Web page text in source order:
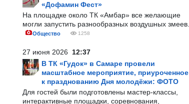
«Дофамин Фест»
На площадке около ТК «Амбар» все желающие
могли запустить разнообразных воздушных змеев.
Общество 1258
27 июня 2026 12:37
В ТК «Гудок» в Самаре провели
масштабное мероприятие, приуроченное
к празднованию Дня молодёжи: ФОТО
Для гостей были подготовлены мастер-классы,
интерактивные площадки, соревнования,